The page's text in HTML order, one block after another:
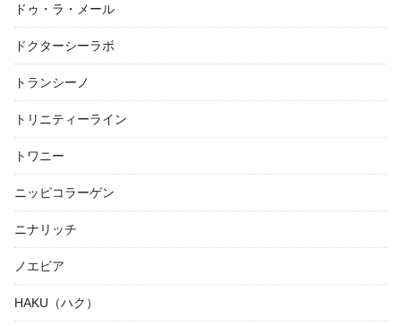
ドゥ・ラ・メール
ドクターシーラボ
トランシーノ
トリニティーライン
トワニー
ニッピコラーゲン
ニナリッチ
ノエビア
HAKU（ハク）